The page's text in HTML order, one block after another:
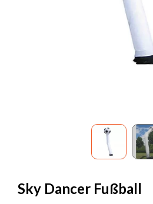
Sky Dancer Fußball